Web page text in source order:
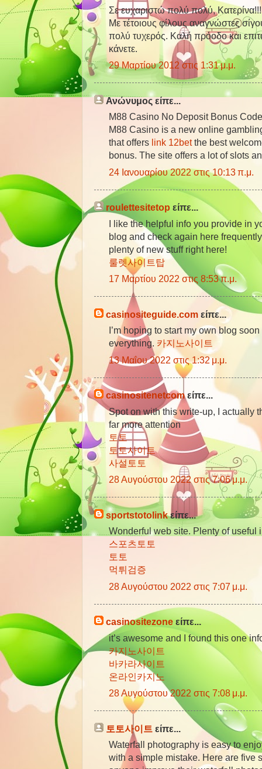
Σε ευχαριστώ πολύ πολύ, Κατερίνα!!!
Με τέτοιους φίλους αναγνώστες
πολύ τυχερός. Καλή πρόοδο και
κάνετε.
29 Μαρτίου 2012 στις 1:31 μ.μ.
Ανώνυμος είπε...
M88 Casino No Deposit Bonus
M88 Casino is a new online
that offers link 12betthe best
bonus. The site offers a lot of slots
24 Ιανουαρίου 2022 στις 10:13 π.μ.
roulettesitetop είπε...
I like the helpful info you provide in
blog and check again here
plenty of new stuff right here!
룰렛사이트탑
17 Μαρτίου 2022 στις 8:53 π.μ.
casinositeguide.com είπε...
I’m hoping to start my own blog
everything. 카지노사이트
13 Μαΐου 2022 στις 1:32 μ.μ.
casinositenetcomείπε...
Spot on with this write-up, I actually
far more attention
토토
토토사이트
사설토토
28 Αυγούστου 2022 στις 7:06 μ.μ.
sportstotolinkείπε...
Wonderful web site. Plenty of useful
스포츠토토
토토
먹튀검증
28 Αυγούστου 2022 στις 7:07 μ.μ.
casinositezone είπε...
it’s awesome and I found this one
카지노사이트
바카라사이트
온라인카지노
28 Αυγούστου 2022 στις 7:08 μ.μ.
토토사이트 είπε...
Waterfall photography is easy to
with a simple mistake. Here are five